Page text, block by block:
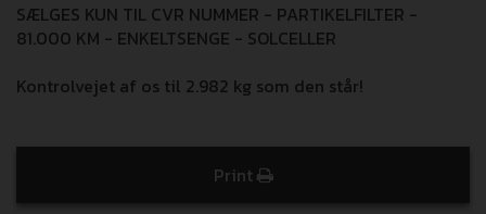
SÆLGES KUN TIL CVR NUMMER - PARTIKELFILTER -
81.000 KM - ENKELTSENGE - SOLCELLER
Kontrolvejet af os til 2.982 kg som den står!
Print